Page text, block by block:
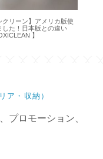
クリーン】アメリカ版使
した！日本版との違い
】
ア・収納）
ロモーション、